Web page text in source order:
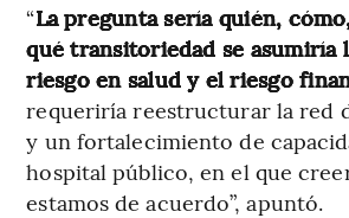
“La pregunta sería quién,
qué transitoriedad se asumiría
riesgo en salud y el riesgo
requeriría reestructurar la red
y un fortalecimiento de
hospital público, en el que
estamos de acuerdo”, apuntó.